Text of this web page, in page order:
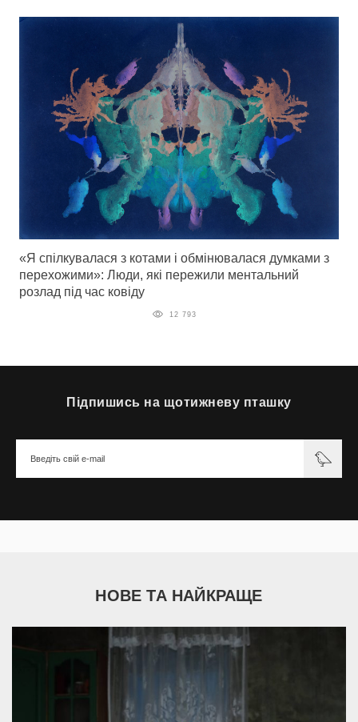
«Я спілкувалася з котами і обмінювалася думками з
перехожими»: Люди, які пережили ментальний
розлад під час ковіду
12 793
Підпишись на щотижневу пташку
НОВЕ ТА НАЙКРАЩЕ